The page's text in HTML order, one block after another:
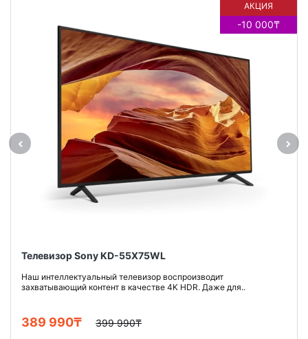
АКЦИЯ
-10 000₸
Телевизор Sony KD-55X75WL
Наш интеллектуальный телевизор воспроизводит
захватывающий контент в качестве 4K HDR. Даже для..
389 990₸ 399 990₸